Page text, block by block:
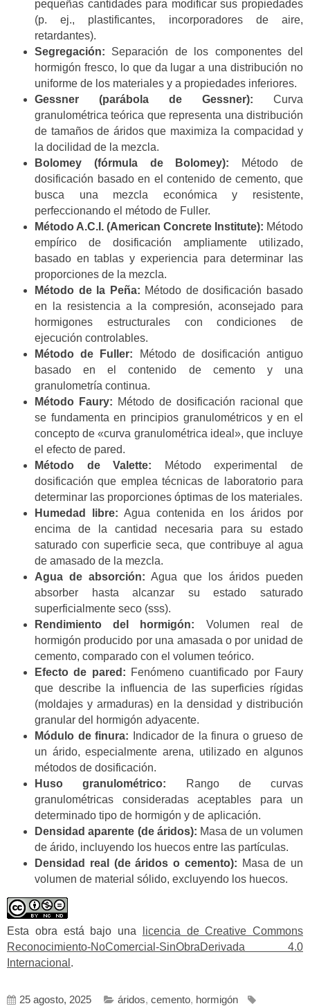
pequeñas cantidades para modificar sus propiedades
(p. ej., plastificantes, incorporadores de aire,
retardantes).
Segregación: Separación de los componentes del
hormigón fresco, lo que da lugar a una distribución no
uniforme de los materiales y a propiedades inferiores.
Gessner (parábola de Gessner): Curva
granulométrica teórica que representa una distribución
de tamaños de áridos que maximiza la compacidad y
la docilidad de la mezcla.
Bolomey (fórmula de Bolomey): Método de
dosificación basado en el contenido de cemento, que
busca una mezcla económica y resistente,
perfeccionando el método de Fuller.
Método A.C.I. (American Concrete Institute): Método
empírico de dosificación ampliamente utilizado,
basado en tablas y experiencia para determinar las
proporciones de la mezcla.
Método de la Peña: Método de dosificación basado
en la resistencia a la compresión, aconsejado para
hormigones estructurales con condiciones de
ejecución controlables.
Método de Fuller: Método de dosificación antiguo
basado en el contenido de cemento y una
granulometría continua.
Método Faury: Método de dosificación racional que
se fundamenta en principios granulométricos y en el
concepto de «curva granulométrica ideal», que incluye
el efecto de pared.
Método de Valette: Método experimental de
dosificación que emplea técnicas de laboratorio para
determinar las proporciones óptimas de los materiales.
Humedad libre: Agua contenida en los áridos por
encima de la cantidad necesaria para su estado
saturado con superficie seca, que contribuye al agua
de amasado de la mezcla.
Agua de absorción: Agua que los áridos pueden
absorber hasta alcanzar su estado saturado
superficialmente seco (sss).
Rendimiento del hormigón: Volumen real de
hormigón producido por una amasada o por unidad de
cemento, comparado con el volumen teórico.
Efecto de pared: Fenómeno cuantificado por Faury
que describe la influencia de las superficies rígidas
(moldajes y armaduras) en la densidad y distribución
granular del hormigón adyacente.
Módulo de finura: Indicador de la finura o grueso de
un árido, especialmente arena, utilizado en algunos
métodos de dosificación.
Huso granulométrico: Rango de curvas
granulométricas consideradas aceptables para un
determinado tipo de hormigón y de aplicación.
Densidad aparente (de áridos): Masa de un volumen
de árido, incluyendo los huecos entre las partículas.
Densidad real (de áridos o cemento): Masa de un
volumen de material sólido, excluyendo los huecos.
Esta obra está bajo una
licencia de Creative Commons
Reconocimiento-NoComercial-SinObraDerivada 4.0
Internacional .
25 agosto, 2025 áridos, cemento, hormigón